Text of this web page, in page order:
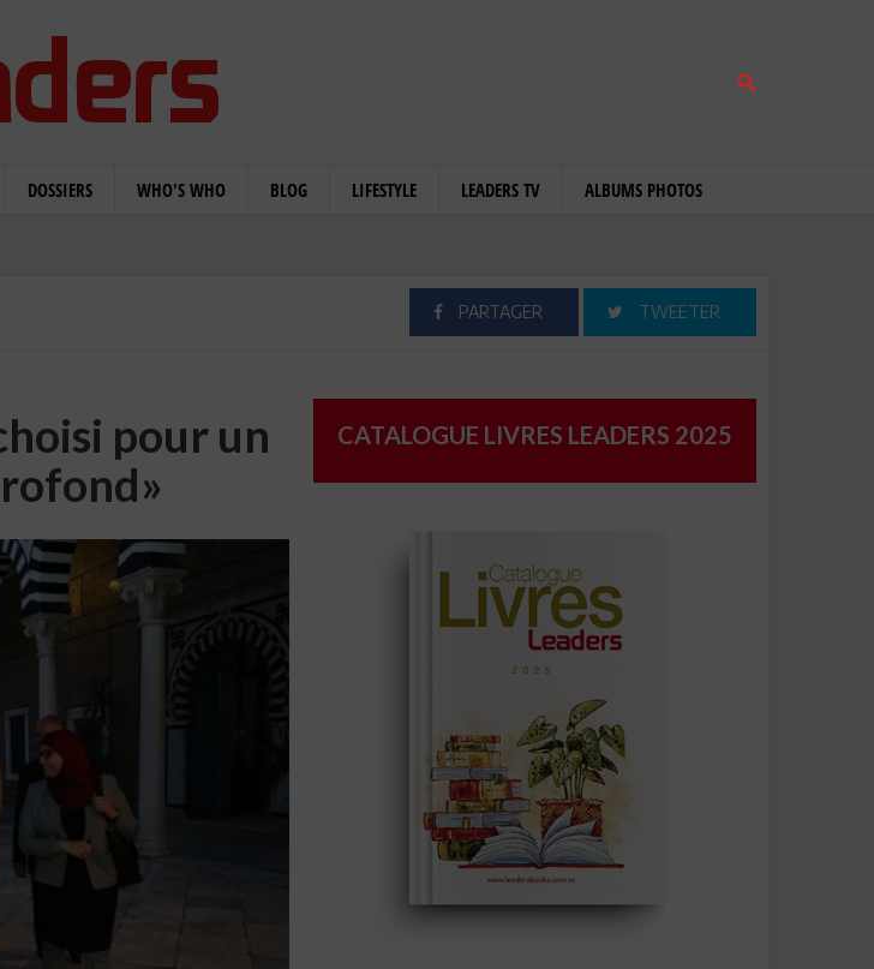
DOSSIERS WHO'S WHO BLOG LIFESTYLE LEADERS TV ALBUMS PHOTOS
PARTAGER TWEETER
pour un
CATALOGUE LIVRES LEADERS 2025